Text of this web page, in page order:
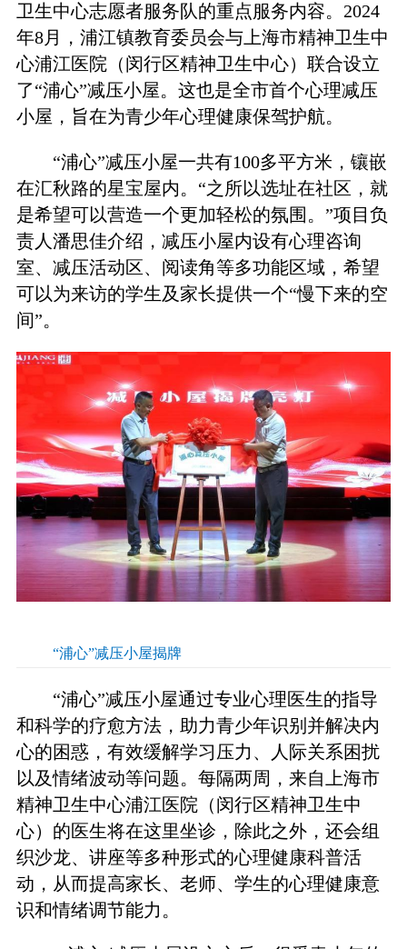
卫生中心志愿者服务队的重点服务内容。2024
年8月，浦江镇教育委员会与上海市精神卫生中
心浦江医院（闵行区精神卫生中心）联合设立
了“浦心”减压小屋。这也是全市首个心理减压
小屋，旨在为青少年心理健康保驾护航。
“浦心”减压小屋一共有100多平方米，镶嵌
在汇秋路的星宝屋内。“之所以选址在社区，就
是希望可以营造一个更加轻松的氛围。”项目负
责人潘思佳介绍，减压小屋内设有心理咨询
室、减压活动区、阅读角等多功能区域，希望
可以为来访的学生及家长提供一个“慢下来的空
间”。
“浦心”减压小屋揭牌
“浦心”减压小屋通过专业心理医生的指导
和科学的疗愈方法，助力青少年识别并解决内
心的困惑，有效缓解学习压力、人际关系困扰
以及情绪波动等问题。每隔两周，来自上海市
精神卫生中心浦江医院（闵行区精神卫生中
心）的医生将在这里坐诊，除此之外，还会组
织沙龙、讲座等多种形式的心理健康科普活
动，从而提高家长、老师、学生的心理健康意
识和情绪调节能力。